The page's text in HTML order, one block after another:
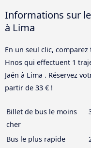
Informations sur
à Lima
En un seul clic,
Hnos qui effectuent 1
Jaén à Lima . Réservez
partir de 33 € !
Billet de bus le moins
cher
Bus le plus rapide